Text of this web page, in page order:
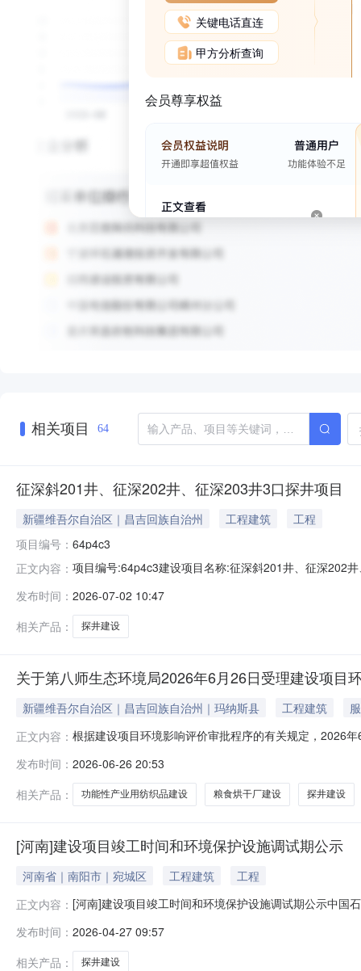
关键电话直连
甲方分析查询
会员尊享权益
相关项目 64
征深斜201井、征深202井、征深203井3口探井项目
新疆维吾尔自治区｜昌吉回族自治州 工程建筑
工程
项目编号： 64p4c3
正文内容： 项目编号:64p4c3建设项目名称:征深斜201井、征深202
限责任公司建设单位社会信用代码：
单位名称：
发布时间： 2026-07-02 10:47
相关产品：
探井建设
关于第八师生态环境局2026年6月26日受理建设项目
新疆维吾尔自治区｜昌吉回族自治州｜玛纳斯县 工程建筑
正文内容： 根据建设项目环境影响评价审批程序的有关规定，2026
832000序号项目名称建设地点建设单位环评机构受理时
第八师149
发布时间： 2026-06-26 20:53
相关产品：
功能性产业用纺织品建设 粮食烘干厂建设 探井建设
[河南]建设项目竣工时间和环境保护设施调试期公示
河南省｜南阳市｜宛城区 工程建筑
工程
正文内容： [河南]建设项目竣工时间和环境保护设施调试期公示中国
工。根据《建设项目竣工环境保护验收暂行办法》的有
调试期起止日期：
发布时间： 2026-04-27 09:57
相关产品：
探井建设